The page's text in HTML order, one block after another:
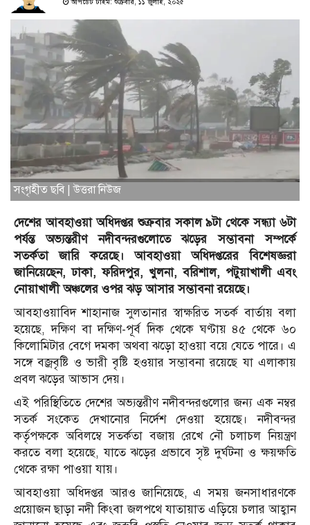
আপডেট টাইম: শুক্রবার, ১১ জুলাই, ২০২৫
সংগৃহীত ছবি | উত্তরা নিউজ
দেশের আবহাওয়া অধিদপ্তর শুক্রবার সকাল ৯টা থেকে সন্ধ্যা ৬টা
পর্যন্ত অভ্যন্তরীণ নদীবন্দরগুলোতে ঝড়ের সম্ভাবনা সম্পর্কে
সতর্কতা জারি করেছে। আবহাওয়া অধিদপ্তরের বিশেষজ্ঞরা
জানিয়েছেন, ঢাকা, ফরিদপুর, খুলনা, বরিশাল, পটুয়াখালী এবং
নোয়াখালী অঞ্চলের ওপর ঝড় আসার সম্ভাবনা রয়েছে।
আবহাওয়াবিদ শাহানাজ সুলতানার স্বাক্ষরিত সতর্ক বার্তায় বলা
হয়েছে, দক্ষিণ বা দক্ষিণ-পূর্ব দিক থেকে ঘণ্টায় ৪৫ থেকে ৬০
কিলোমিটার বেগে দমকা অথবা ঝড়ো হাওয়া বয়ে যেতে পারে। এ
সঙ্গে বজ্রবৃষ্টি ও ভারী বৃষ্টি হওয়ার সম্ভাবনা রয়েছে যা এলাকায়
প্রবল ঝড়ের আভাস দেয়।
এই পরিস্থিতিতে দেশের অভ্যন্তরীণ নদীবন্দরগুলোর জন্য এক নম্বর
সতর্ক সংকেত দেখানোর নির্দেশ দেওয়া হয়েছে। নদীবন্দর
কর্তৃপক্ষকে অবিলম্বে সতর্কতা বজায় রেখে নৌ চলাচল নিয়ন্ত্রণ
করতে বলা হয়েছে, যাতে ঝড়ের প্রভাবে সৃষ্ট দুর্ঘটনা ও ক্ষয়ক্ষতি
থেকে রক্ষা পাওয়া যায়।
আবহাওয়া অধিদপ্তর আরও জানিয়েছে, এ সময় জনসাধারণকে
প্রয়োজন ছাড়া নদী কিংবা জলপথে যাতায়াত এড়িয়ে চলার আহ্বান